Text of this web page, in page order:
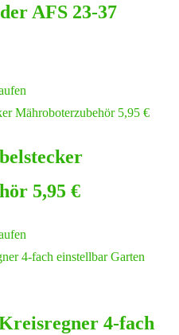
AFS 23-37
5,95 €
4-fach